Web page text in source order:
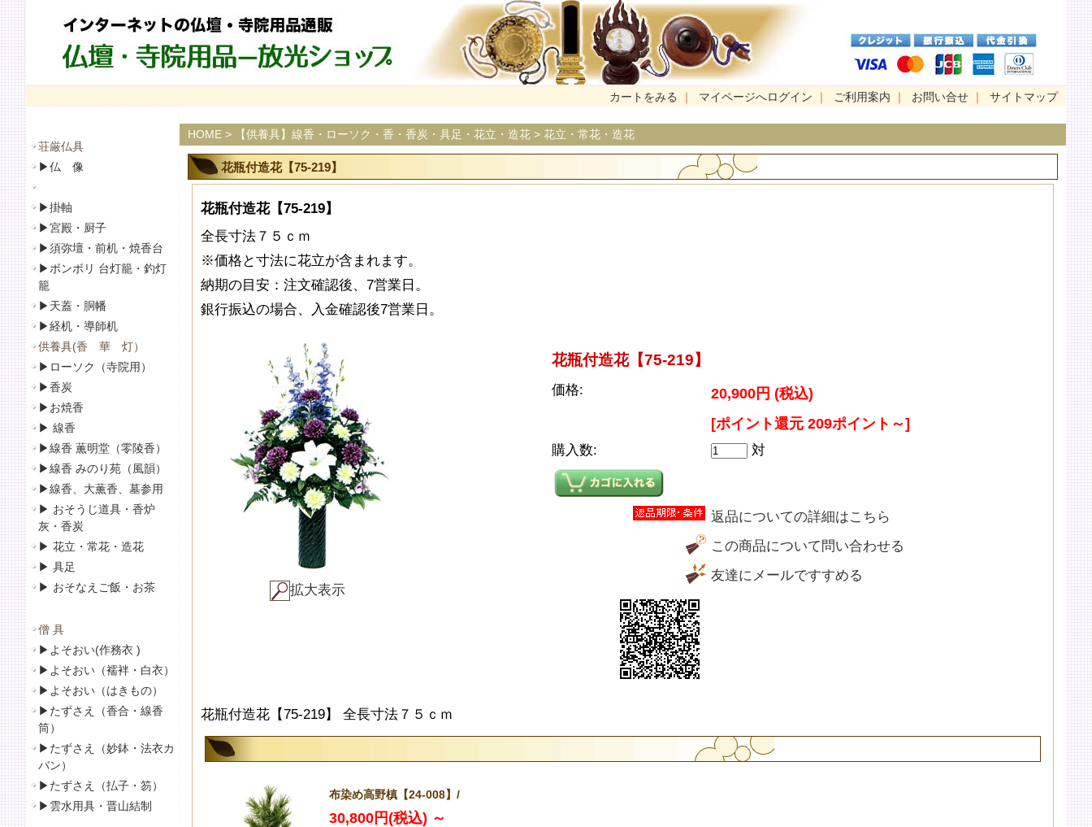
カートをみる ｜ マイページへログイン ｜ ご利用案内 ｜ お問い合せ ｜ サイトマップ
荘厳仏具
▶仏 像
▶掛軸
▶宮殿・厨子
▶須弥壇・前机・焼香台
▶ ボンボリ 台灯籠・釣灯
籠
▶ 天蓋・胴幡
▶経机・導師机
供養具(香 華 灯）
▶ ローソク（寺院用）
▶香炭
▶ お焼香
▶ 線香
▶線香 薫明堂（零陵香）
▶線香 みのり苑（風韻）
▶線香、大薫香、墓参用
▶ おそうじ道具・香炉
灰・香炭
▶ 花立・常花・造花
▶ 具足
▶ おそなえご飯・お茶
僧 具
▶ よそおい(作務衣 )
▶ よそおい（襦袢・白衣）
▶ よそおい（はきもの）
▶ たずさえ（香合・線香
筒）
▶ たずさえ（妙鉢・法衣カ
バン）
▶ たずさえ（払子・笏）
▶ 雲水用具・晋山結制
HOME > 【供養具】線香・ローソク・香・香炭・具足・花立・造花 > 花立・常花・造花
花瓶付造花【75-219】
花瓶付造花【75-219】
全長寸法７５ｃｍ
※価格と寸法に花立が含まれます。
納期の目安：注文確認後、7営業日。
銀行振込の場合、入金確認後7営業日。
拡大表示
花瓶付造花【75-219】
価格:
20,900円 (税込)
[ポイント還元 209ポイント～]
購入数: 対
返品についての詳細はこちら
この商品について問い合わせる
友達にメールですすめる
花瓶付造花【75-219】 全長寸法７５ｃｍ
布染め高野槙【24-008】/
30,800円(税込) ～